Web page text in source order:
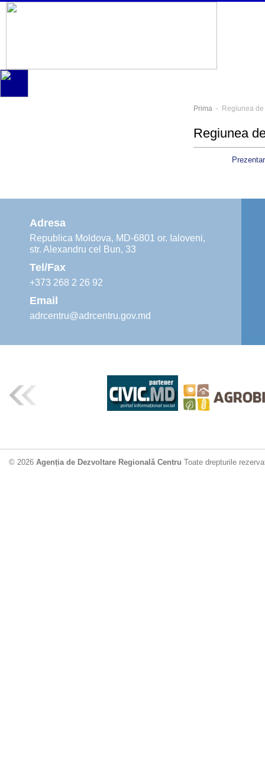
Prima - Regiunea de
Regiunea
Adresa
Republica Moldova, MD-6801 or. Ialoveni,
str. Alexandru cel Bun, 33
Tel/Fax
+373 268 2 26 92
Email
adrcentru@adrcentru.gov.md
© 2026 Agenția de Dezvoltare Regională Centru Toate drepturile